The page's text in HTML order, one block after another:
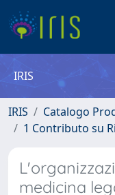
IRIS
IRIS
Catalogo
1 Contributo su
medicina